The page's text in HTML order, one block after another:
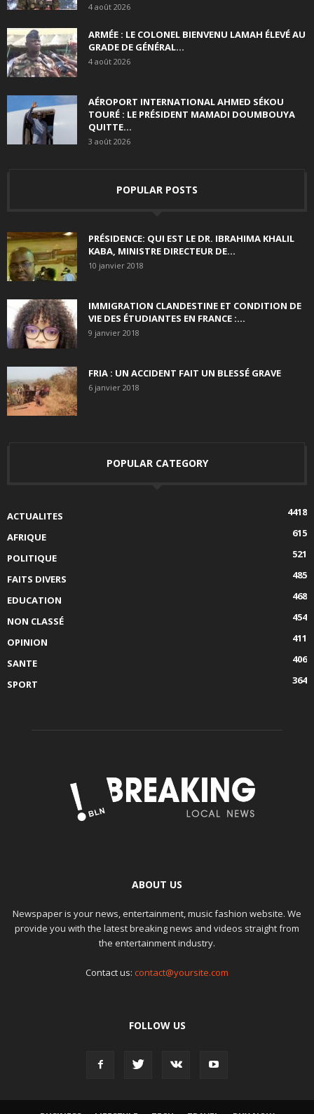
4 août 2026
ARMÉE : LE COLONEL BIENVENU LAMAH ÉLEVÉ AU
GRADE DE GÉNÉRAL...
4 août 2026
AÉROPORT INTERNATIONAL AHMED SÉKOU
TOURÉ : LE PRÉSIDENT MAMADI DOUMBOUYA
QUITTE...
3 août 2026
POPULAR POSTS
PRÉSIDENCE: QUI EST LE DR. IBRAHIMA KHALIL
KABA, MINISTRE DIRECTEUR DE...
10 janvier 2018
IMMIGRATION CLANDESTINE ET CONDITION DE
VIE DES ÉTUDIANTES EN FRANCE :...
9 janvier 2018
FRIA : UN ACCIDENT FAIT UN BLESSÉ GRAVE
6 janvier 2018
POPULAR CATEGORY
ACTUALITES
4418
AFRIQUE
615
POLITIQUE
521
FAITS DIVERS
485
EDUCATION
468
NON CLASSÉ
454
OPINION
411
SANTE
406
SPORT
364
ABOUT US
Newspaper is your news, entertainment, music fashion website. We
provide you with the latest breaking news and videos straight from
the entertainment industry.
Contact us: contact@yoursite.com
FOLLOW US